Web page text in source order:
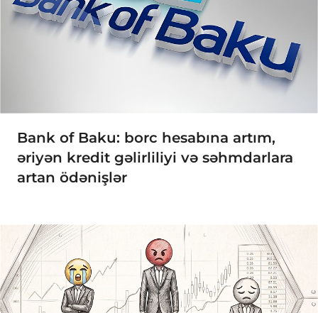
Bank of Baku: borc hesabına artım,
əriyən kredit gəlirliliyi və səhmdarlara
artan ödənişlər